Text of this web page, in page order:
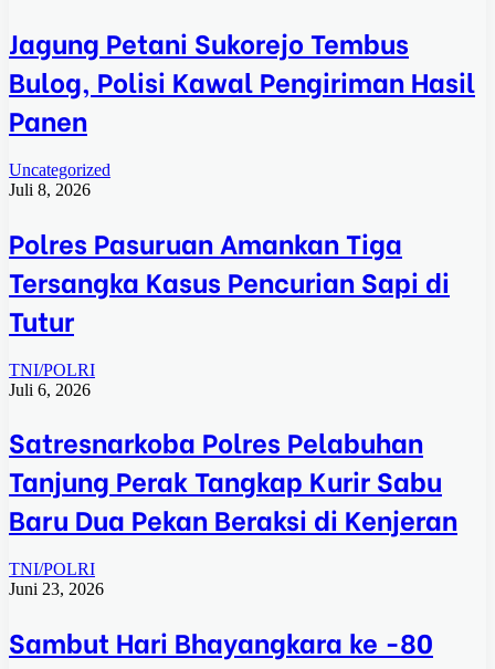
Jagung Petani Sukorejo Tembus
Bulog, Polisi Kawal Pengiriman Hasil
Panen
Uncategorized
Juli 8, 2026
Polres Pasuruan Amankan Tiga
Tersangka Kasus Pencurian Sapi di
Tutur
TNI/POLRI
Juli 6, 2026
Satresnarkoba Polres Pelabuhan
Tanjung Perak Tangkap Kurir Sabu
Baru Dua Pekan Beraksi di Kenjeran
TNI/POLRI
Juni 23, 2026
Sambut Hari Bhayangkara ke -80